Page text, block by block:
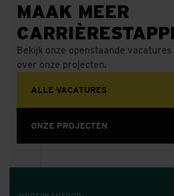
MAAK MEER
Bekijk onze openstaande
over onze projecten.
ALLE VACATURES
ONZE PROJECTEN